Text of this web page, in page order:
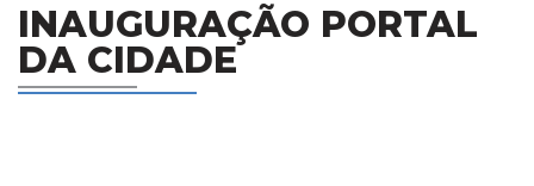
INAUGURAÇÃO PORTAL
DA CIDADE